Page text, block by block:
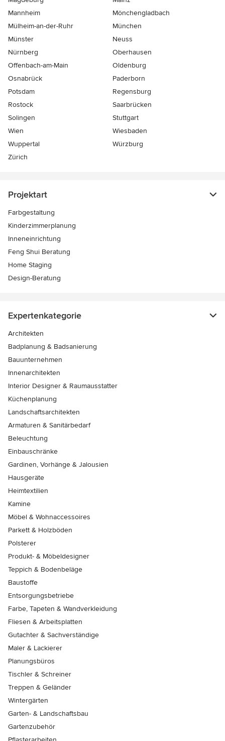
Mannheim
Mönchen­gladbach
Mülheim-an-der-Ruhr
München
Münster
Neuss
Nürnberg
Oberhausen
Offenbach-am-Main
Oldenburg
Osnabrück
Paderborn
Potsdam
Regensburg
Rostock
Saarbrücken
Solingen
Stuttgart
Wien
Wiesbaden
Wuppertal
Würzburg
Zürich
Projektart
Farbgestaltung
Kinderzimmerplanung
Inneneinrichtung
Feng Shui Beratung
Home Staging
Design-Beratung
Expertenkategorie
Architekten
Badplanung & Badsanierung
Bauunternehmen
Innenarchitekten
Interior Designer & Raumausstatter
Küchenplanung
Landschaftsarchitekten
Armaturen & Sanitärbedarf
Beleuchtung
Einbauschränke
Gardinen, Vorhänge & Jalousien
Hausgeräte
Heimtextilien
Kamine
Möbel & Wohnaccessoires
Parkett & Holzböden
Polsterer
Produkt- & Möbeldesigner
Teppich & Bodenbeläge
Baustoffe
Entsorgungsbetriebe
Farbe, Tapeten & Wandverkleidung
Fliesen & Arbeitsplatten
Gutachter & Sachverständige
Maler & Lackierer
Planungsbüros
Tischler & Schreiner
Treppen & Geländer
Wintergärten
Garten- & Landschaftsbau
Gartenzubehör